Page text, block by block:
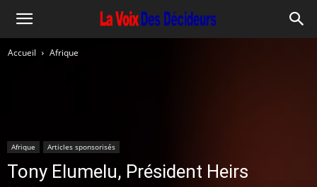
Accueil Afrique
Afrique Articles sponsorisés
Tony Elumelu, Président Heirs